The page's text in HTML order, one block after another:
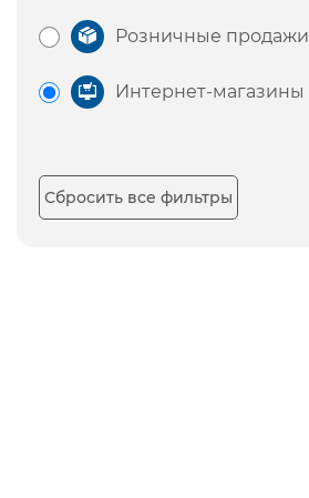
Розничные продажи
Интернет-магазины
Сбросить все фильтры